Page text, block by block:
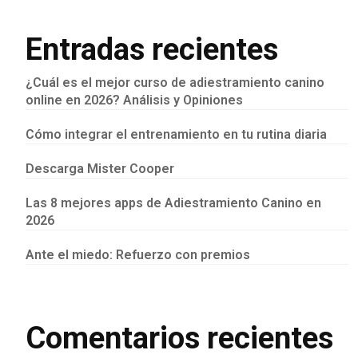
Entradas recientes
¿Cuál es el mejor curso de adiestramiento canino
online en 2026? Análisis y Opiniones
Cómo integrar el entrenamiento en tu rutina diaria
Descarga Mister Cooper
Las 8 mejores apps de Adiestramiento Canino en
2026
Ante el miedo: Refuerzo con premios
Comentarios recientes